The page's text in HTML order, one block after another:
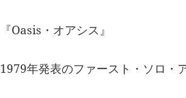
『Oasis・オアシス』
1979年発表のファースト・ソロ・